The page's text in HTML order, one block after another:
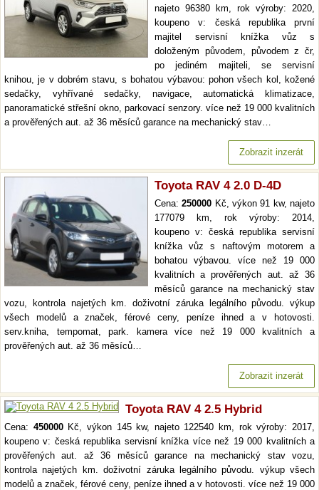
najeto 96380 km, rok výroby: 2020,
koupeno v: česká republika první
majitel servisní knížka vůz s
doloženým původem, původem z čr,
po jediném majiteli, se servisní
knihou, je v dobrém stavu, s bohatou výbavou: pohon všech kol, kožené
sedačky, vyhřívané sedačky, navigace, automatická klimatizace,
panoramatické střešní okno, parkovací senzory. více než 19 000 kvalitních
a prověřených aut. až 36 měsíců garance na mechanický stav…
Zobrazit inzerát
Toyota RAV 4 2.0 D-4D
Cena:250000 Kč, výkon 91 kw, najeto
177079 km, rok výroby: 2014,
koupeno v: česká republika servisní
knížka vůz s naftovým motorem a
bohatou výbavou. více než 19 000
kvalitních a prověřených aut. až 36
měsíců garance na mechanický stav
vozu, kontrola najetých km. doživotní záruka legálního původu. výkup
všech modelů a značek, férové ceny, peníze ihned a v hotovosti.
serv.kniha, tempomat, park. kamera více než 19 000 kvalitních a
prověřených aut. až 36 měsíců…
Zobrazit inzerát
Toyota RAV 4 2.5 Hybrid
Cena: 450000Kč, výkon 145 kw, najeto 122540 km, rok výroby: 2017,
koupeno v: česká republika servisní knížka více než 19 000 kvalitních a
prověřených aut. až 36 měsíců garance na mechanický stav vozu,
kontrola najetých km. doživotní záruka legálního původu. výkup všech
modelů a značek, férové ceny, peníze ihned a v hotovosti. více než 19 000